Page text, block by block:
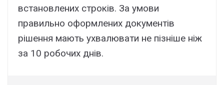
встановлених строків. За умови
правильно оформлених документів
рішення мають ухвалювати не пізніше ніж
за 10 робочих днів.